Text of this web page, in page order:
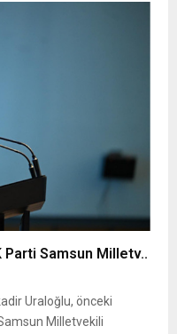
Parti Samsun Milletv..
Uraloğlu, önceki
Milletvekili